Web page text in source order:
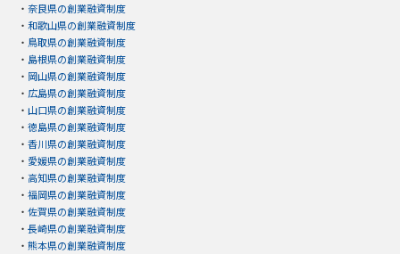
・ 奈良県の創業融資制度
・ 和歌山県の創業融資制度
・ 鳥取県の創業融資制度
・ 島根県の創業融資制度
・ 岡山県の創業融資制度
・ 広島県の創業融資制度
・ 山口県の創業融資制度
・ 徳島県の創業融資制度
・ 香川県の創業融資制度
・ 愛媛県の創業融資制度
・ 高知県の創業融資制度
・ 福岡県の創業融資制度
・ 佐賀県の創業融資制度
・ 長崎県の創業融資制度
・ 熊本県の創業融資制度